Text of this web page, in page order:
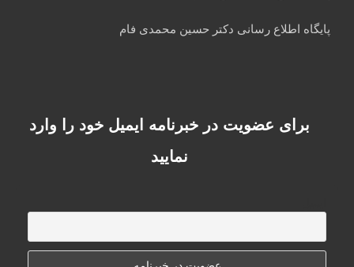
پایگاه اطلاع رسانی دکتر حسین محمدی فام
برای عضویت در خبرنامه ایمیل خود را وارد
نمایید